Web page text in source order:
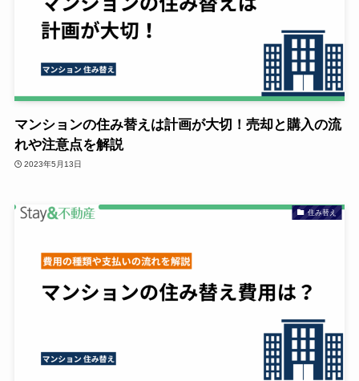
マンションの住み替えは計画が大切！売却と購入の流
れや注意点を解説
2023年5月13日
住み替え